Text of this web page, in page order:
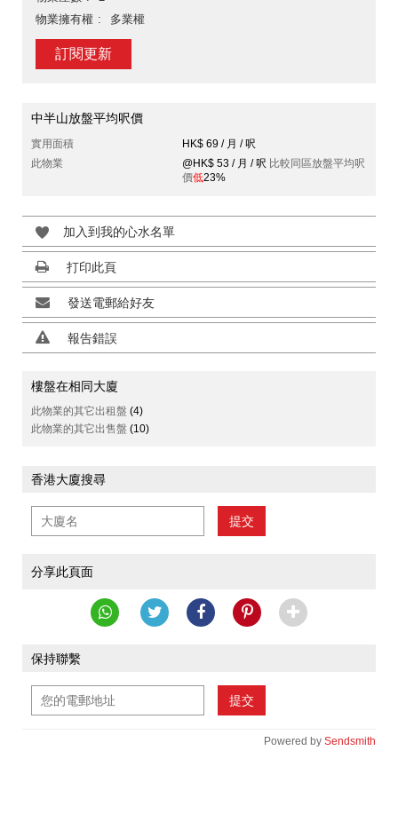
物業擁有權
多業權
訂閱更新
中半山放盤平均呎價
實用面積
HK$ 69 / 月 / 呎
此物業
@HK$ 53 / 月 / 呎 比較同區放盤平均呎
價低23%
加入到我的心水名單
打印此頁
發送電郵給好友
報告錯誤
樓盤在相同大廈
此物業的其它出租盤 (4)
此物業的其它出售盤 (10)
香港大廈搜尋
提交
分享此頁面
保持聯繫
提交
Powered by Sendsmith